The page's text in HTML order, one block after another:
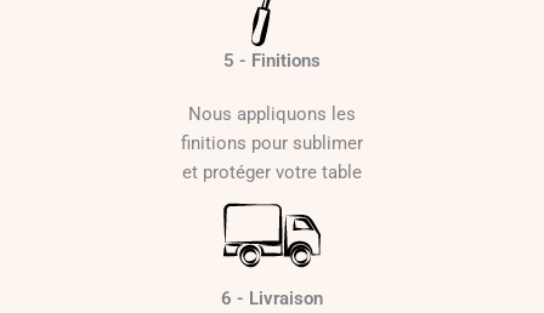
5 - Finitions
Nous appliquons les
finitions pour sublimer
et protéger votre table
6 - Livraison